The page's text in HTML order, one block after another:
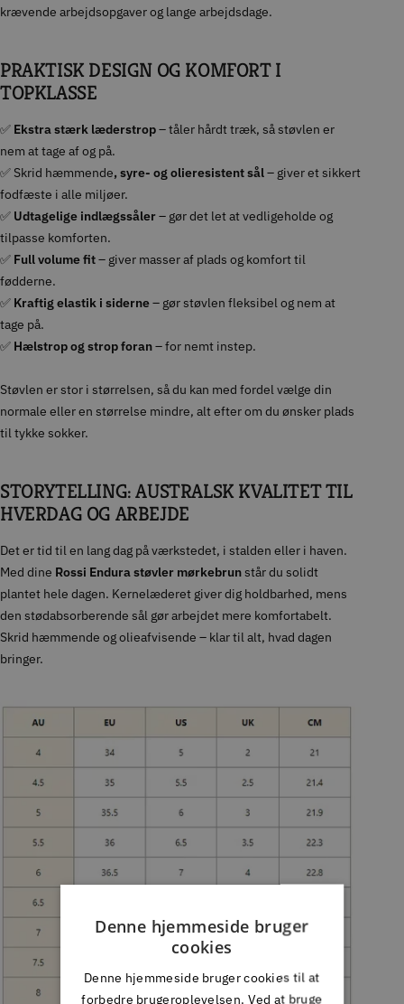
krævende arbejdsopgaver og lange arbejdsdage.
PRAKTISK DESIGN OG KOMFORT I
TOPKLASSE
✅ Ekstra stærk læderstrop– tåler hårdt træk, så støvlen er
nem at tage af og på.
✅ Skrid hæmmende, syre- og olieresistent sål– giver et sikkert
fodfæste i alle miljøer.
✅ Udtagelige indlægssåler– gør det let at vedligeholde og
tilpasse komforten.
✅ Full volume fit– giver masser af plads og komfort til
fødderne.
✅ Kraftig elastik i siderne– gør støvlen fleksibel og nem at
tage på.
✅ Hælstrop og strop foran– for nemt instep.
Støvlen er stor i størrelsen, så du kan med fordel vælge din
normale eller en størrelse mindre, alt efter om du ønsker plads
til tykke sokker.
STORYTELLING: AUSTRALSK KVALITET TIL
HVERDAG OG ARBEJDE
Det er tid til en lang dag på værkstedet, i stalden eller i haven.
Med dine Rossi Endura støvler mørkebrunstår du solidt
plantet hele dagen. Kernelæderet giver dig holdbarhed, mens
den stødabsorberende sål gør arbejdet mere komfortabelt.
Skrid hæmmende og olieafvisende – klar til alt, hvad dagen
bringer.
Denne hjemmeside bruger
cookies
Denne hjemmeside bruger cookies til at
forbedre brugeroplevelsen. Ved at bruge